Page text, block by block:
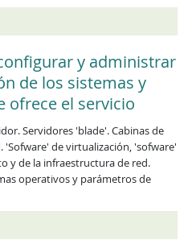
y administrar
de los sistemas y
ofrece el servicio
Servidores 'blade'. Cabinas de
de virtualización, 'sofware'
y de la infraestructura de red.
operativos y parámetros de